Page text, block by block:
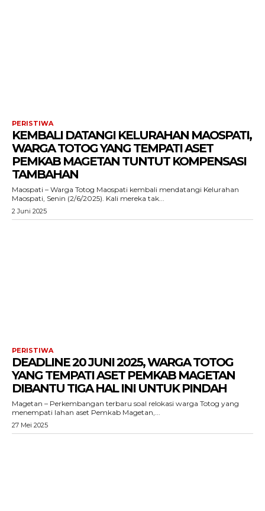
PERISTIWA
KEMBALI DATANGI KELURAHAN MAOSPATI,
WARGA TOTOG YANG TEMPATI ASET
PEMKAB MAGETAN TUNTUT KOMPENSASI
TAMBAHAN
Maospati – Warga Totog Maospati kembali mendatangi Kelurahan
Maospati, Senin (2/6/2025). Kali mereka tak...
2 Juni 2025
PERISTIWA
DEADLINE 20 JUNI 2025, WARGA TOTOG
YANG TEMPATI ASET PEMKAB MAGETAN
DIBANTU TIGA HAL INI UNTUK PINDAH
Magetan – Perkembangan terbaru soal relokasi warga Totog yang
menempati lahan aset Pemkab Magetan,...
27 Mei 2025